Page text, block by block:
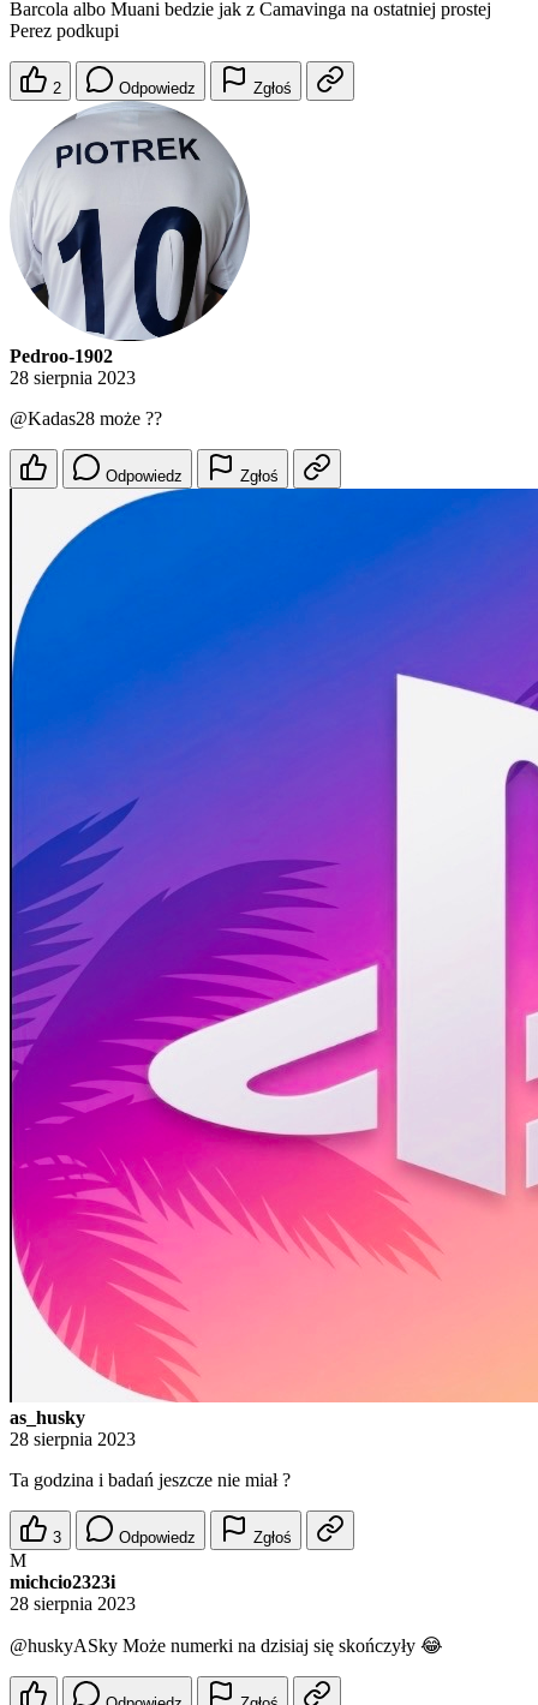
Barcola albo Muani bedzie jak z Camavinga na ostatniej prostej
Perez podkupi
2 Odpowiedz Zgłoś
Pedroo-1902
28 sierpnia 2023
@Kadas28 może ??
Odpowiedz Zgłoś
as_husky
28 sierpnia 2023
Ta godzina i badań jeszcze nie miał ?
3 Odpowiedz Zgłoś
M
michcio2323i
28 sierpnia 2023
@huskyASky Może numerki na dzisiaj się skończyły 😂